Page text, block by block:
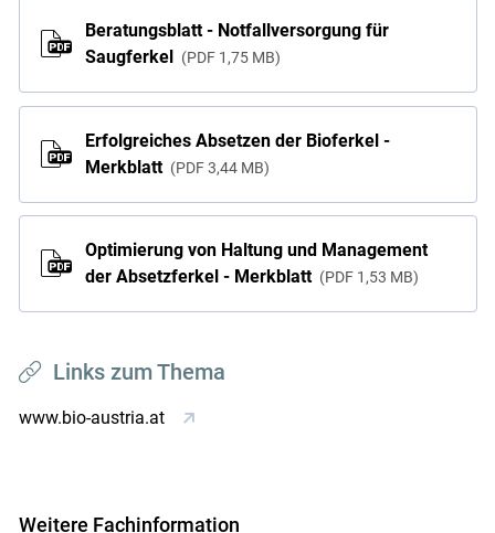
Beratungsblatt - Notfallversorgung für
Saugferkel
PDF 1,75 MB
Erfolgreiches Absetzen der Bioferkel -
Merkblatt
PDF 3,44 MB
Optimierung von Haltung und Management
der Absetzferkel - Merkblatt
PDF 1,53 MB
Links zum Thema
www.bio-austria.at
Weitere Fachinformation